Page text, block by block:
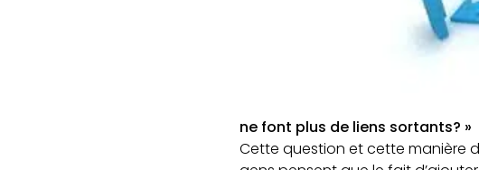
ne font plus de liens sortants? »
Cette question et cette manière